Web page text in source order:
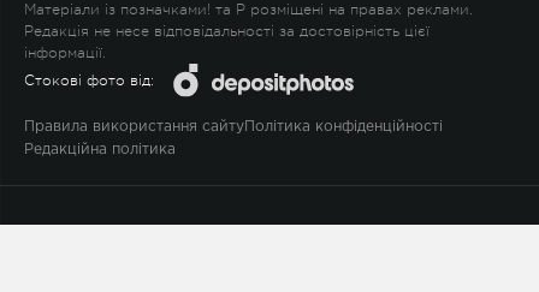
Матеріали із позначками! та P розміщені на правах реклами.
Редакція не несе відповідальності за достовірність цієї
інформації.
Стокові фото від:
Правила використання сайту Політика конфіденційності
Редакційна політика